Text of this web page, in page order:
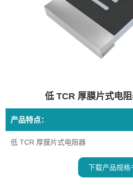
低 TCR 厚膜片式电
产品特点：
低 TCR 厚膜片式电阻器
下载产品规格